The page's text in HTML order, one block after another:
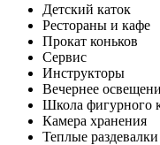
Детский каток
Рестораны и кафе
Прокат коньков
Сервис
Инструкторы
Вечернее
Школа фигурного
Камера хранения
Теплые раздевалки